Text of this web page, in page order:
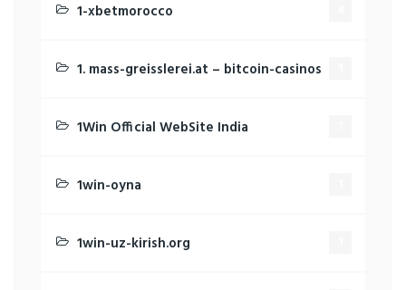
1-xbetmorocco
1. mass-greisslerei.at – bitcoin-casinos
1Win Official WebSite India
1win-oyna
1win-uz-kirish.org